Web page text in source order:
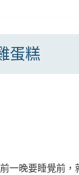
蛋糕
一晚要睡覺前，